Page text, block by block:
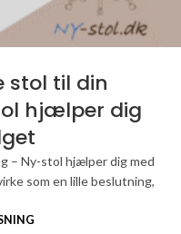
stol til din
hjælper dig
– Ny-stol hjælper dig med
som en lille beslutning,